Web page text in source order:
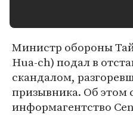
Министр обороны
Hua-ch) подал в
скандалом,
призывника. Об этом
информагентство